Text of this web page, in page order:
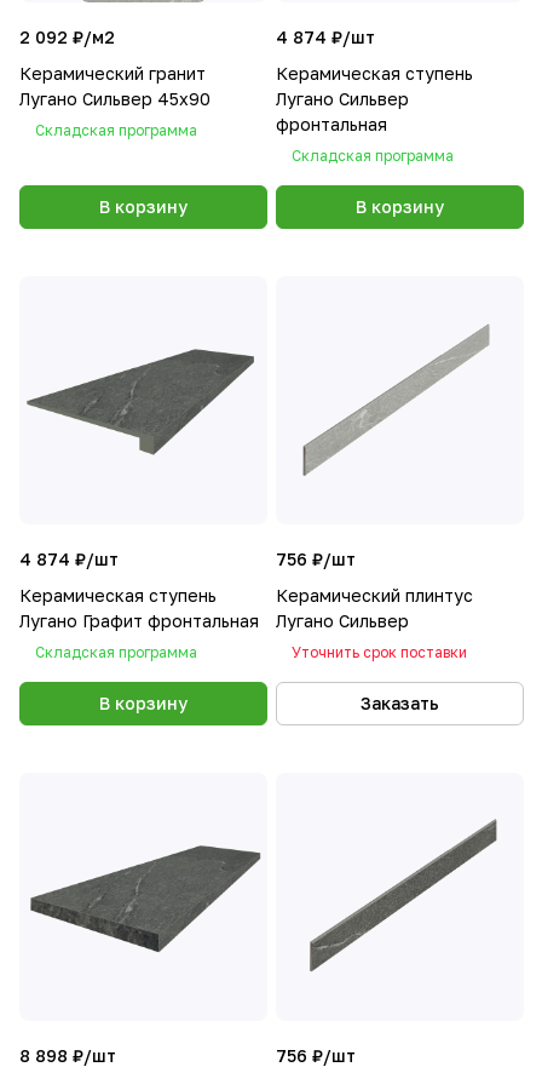
2 092 ₽/м2
Керамический гранит
Лугано Сильвер 45х90
Складская программа
В корзину
4 874 ₽/шт
Керамическая ступень
Лугано Сильвер
фронтальная
Складская программа
В корзину
4 874 ₽/шт
Керамическая ступень
Лугано Графит фронтальная
Складская программа
В корзину
756 ₽/шт
Керамический плинтус
Лугано Сильвер
Уточнить срок поставки
Заказать
8 898 ₽/шт
756 ₽/шт